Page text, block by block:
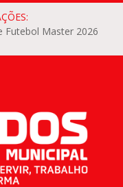
Futebol Master 2026